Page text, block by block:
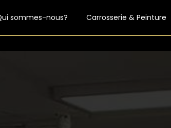
sommes-nous? Carrosserie & Peinture